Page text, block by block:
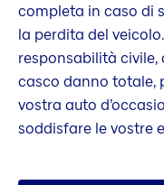
completa in caso di
la perdita del
responsabilità
casco danno totale,
vostra auto
soddisfare le vostre